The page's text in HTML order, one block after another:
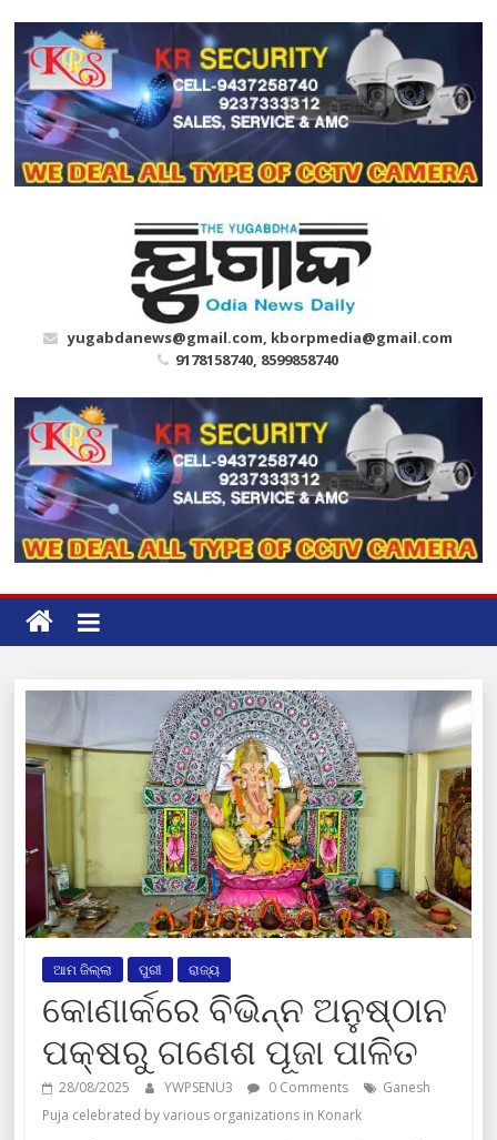
content
yugabdanews@gmail.com, kborpmedia@gmail.com
9178158740, 8599858740
ଆମ ଜିଲ୍ଲା ପୁରୀ ରାଜ୍ୟ
କୋଣାର୍କରେ ବିଭିନ୍ନ ଅନୁଷ୍ଠାନ
ପକ୍ଷରୁ ଗଣେଶ ପୂଜା ପାଳିତ
28/08/2025 YWPSENU3 0 Comments
Ganesh
Puja celebrated by various organizations in Konark